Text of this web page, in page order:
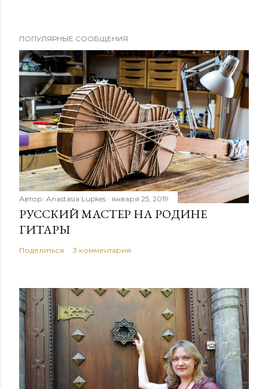
ПОПУЛЯРНЫЕ СООБЩЕНИЯ
Автор: Anastasia Lupkes января 25, 2019
РУССКИЙ МАСТЕР НА РОДИНЕ
ГИТАРЫ
Поделиться 3 комментария